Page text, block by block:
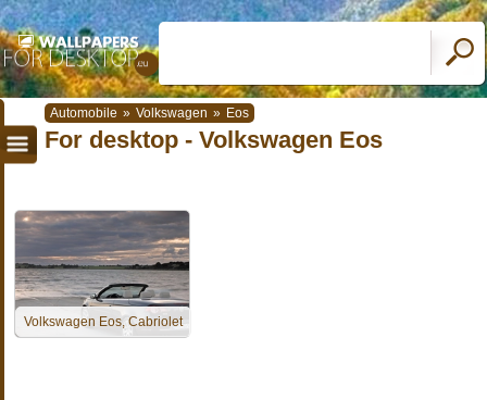
Automobile » Volkswagen » Eos
For desktop - Volkswagen Eos
Volkswagen Eos, Cabriolet